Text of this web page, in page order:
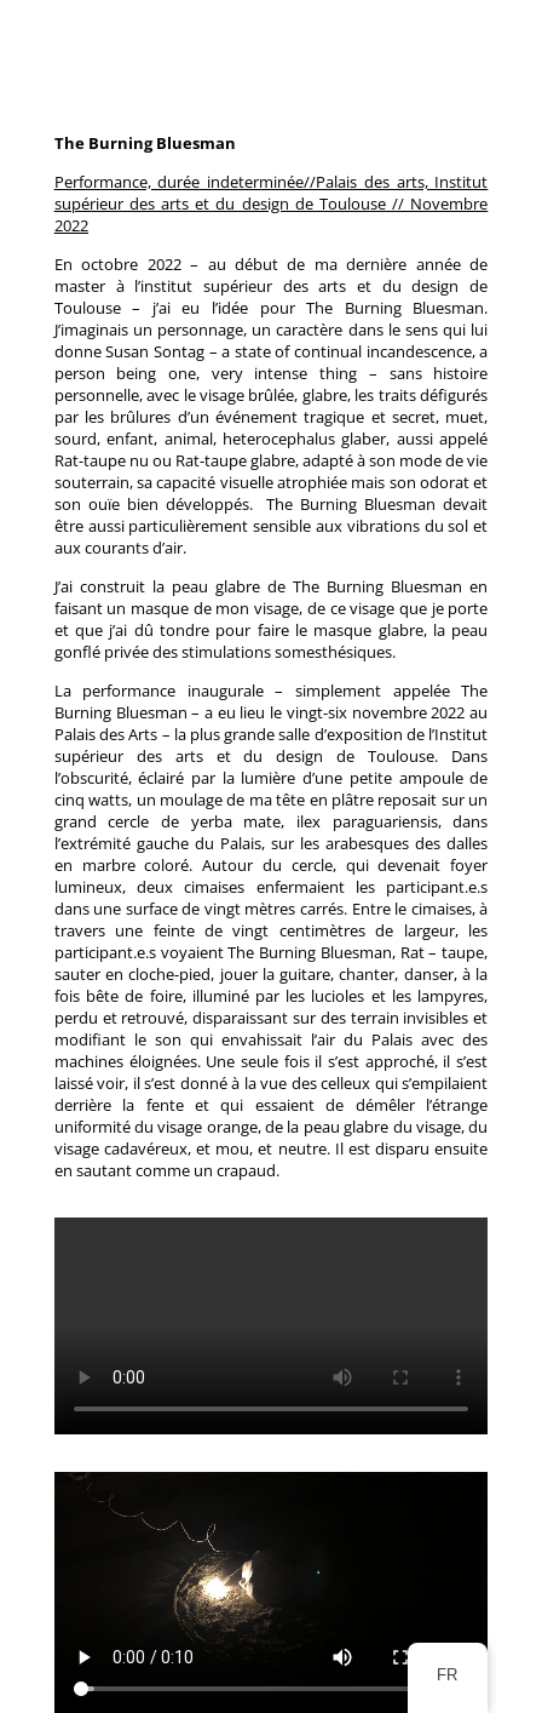
The Burning Bluesman
Performance, durée indeterminée//Palais des arts, Institut
supérieur des arts et du design de Toulouse // Novembre
2022
En octobre 2022 – au début de ma dernière année de
master à l’institut supérieur des arts et du design de
Toulouse – j’ai eu l’idée pour The Burning Bluesman.
J’imaginais un personnage, un caractère dans le sens qui lui
donne Susan Sontag – a state of continual incandescence, a
person being one, very intense thing – sans histoire
personnelle, avec le visage brûlée, glabre, les traits défigurés
par les brûlures d’un événement tragique et secret, muet,
sourd, enfant, animal, heterocephalus glaber, aussi appelé
Rat-taupe nu ou Rat-taupe glabre, adapté à son mode de vie
souterrain, sa capacité visuelle atrophiée mais son odorat et
son ouïe bien développés. The Burning Bluesman devait
être aussi particulièrement sensible aux vibrations du sol et
aux courants d’air.
J’ai construit la peau glabre de The Burning Bluesman en
faisant un masque de mon visage, de ce visage que je porte
et que j’ai dû tondre pour faire le masque glabre, la peau
gonflé privée des stimulations somesthésiques.
La performance inaugurale – simplement appelée The
Burning Bluesman – a eu lieu le vingt-six novembre 2022 au
Palais des Arts – la plus grande salle d’exposition de l’Institut
supérieur des arts et du design de Toulouse. Dans
l’obscurité, éclairé par la lumière d’une petite ampoule de
cinq watts, un moulage de ma tête en plâtre reposait sur un
grand cercle de yerba mate, ilex paraguariensis, dans
l’extrémité gauche du Palais, sur les arabesques des dalles
en marbre coloré. Autour du cercle, qui devenait foyer
lumineux, deux cimaises enfermaient les participant.e.s
dans une surface de vingt mètres carrés. Entre le cimaises, à
travers une feinte de vingt centimètres de largeur, les
participant.e.s voyaient The Burning Bluesman, Rat – taupe,
sauter en cloche-pied, jouer la guitare, chanter, danser, à la
fois bête de foire, illuminé par les lucioles et les lampyres,
perdu et retrouvé, disparaissant sur des terrain invisibles et
modifiant le son qui envahissait l’air du Palais avec des
machines éloignées. Une seule fois il s’est approché, il s’est
laissé voir, il s’est donné à la vue des celleux qui s’empilaient
derrière la fente et qui essaient de démêler l’étrange
uniformité du visage orange, de la peau glabre du visage, du
visage cadavéreux, et mou, et neutre. Il est disparu ensuite
en sautant comme un crapaud.
FR